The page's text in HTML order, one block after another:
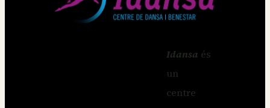
Idansa és
un
centre